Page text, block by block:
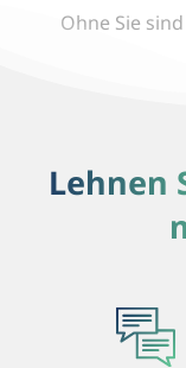
Ohne Sie
Lehnen